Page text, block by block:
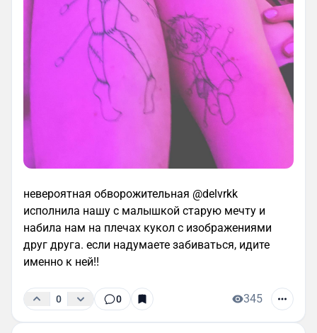
невероятная обворожительная @delvrkk
исполнила нашу с малышкой старую мечту и
набила нам на плечах кукол с изображениями
друг друга. если надумаете забиваться, идите
именно к ней!!
0 0 345